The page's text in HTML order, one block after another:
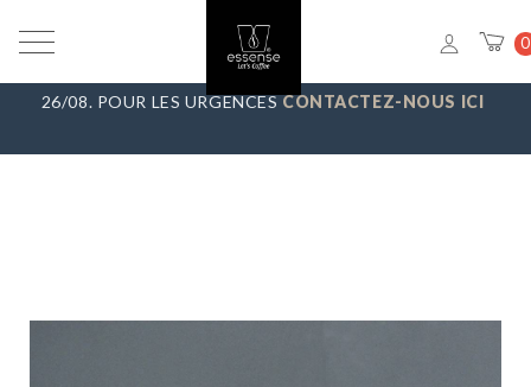
0
VACANCES D’ÉTÉ
_ NOUS FAISONS UNE PAUSE DU 7/08 AU
23/08, TOUTES LES COMMANDES SERONT EXPÉDIÉES LE
26/08. POUR LES URGENCESCONTACTEZ-NOUS ICI